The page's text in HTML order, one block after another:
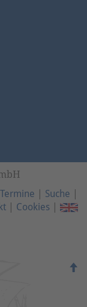
Termine Suche
Cookies